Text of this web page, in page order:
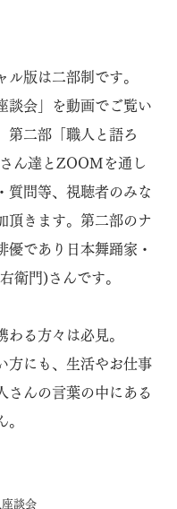
ル版は二部制です。
談会」を動画でご覧い
第二部「職人と語ろ
ん達とZOOMを通し
質問等、視聴者のみな
頂きます。第二部のナ
優であり日本舞踊家・
衛門)さんです。
わる方々は必見。
方にも、生活やお仕事
さんの言葉の中にある
。
談会